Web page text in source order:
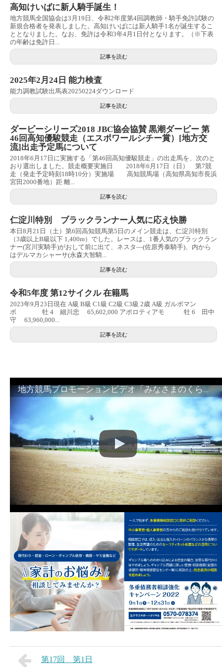
高知けいばに新人騎手誕生！
地方競馬全国協会は3月19日、令和2年度第4回調教師・騎手免許試験の
新規合格者を発表しました。高知けいばには新人騎手1名が誕生するこ
ととなりました。なお、免許は令和3年4月1日付となります。（※下表
の年齢は免許日...
記事を読む
2025年2月24日 能力検査
能力調教試験出馬表20250224ダウンロード
記事を読む
ダービーシリーズ2018 JBC協会協賛 黒潮ダービー 第
46回高知優駿競走（エスポワールシチー賞）[地方交
流]出走予定馬について
2018年6月17日に実施する「第46回高知優駿競走」の出走馬を、次のと
おり選出しました。競走概要実施日 2018年6月17日（日） 第7競
走（発走予定時刻18時10分）実施場 高知競馬場（高知県高知市長浜
宮田2000番地）距 離...
記事を読む
仁淀川特別 ブラックランナー人気に応え快勝
本日8月21日（土）第6回高知競馬第5日のメイン競走は、仁淀川特別
（3歳以上B級以下 1,400m）でした。レースは、1番人気のブラックラン
ナー(宮川実騎手)がおして前に出て、ネスタ―(佐原秀泰騎手)、内から
はデルマカシャーサ(永森大智騎...
記事を読む
令和5年度 第12サイクル 在籍馬
2023年9月23日現在 A級 B級 C1級 C2級 C3級 2歳 A級 ガルボマン
ボ 牡 4 細川忠 65,602,000 アポロティアモ 牡 6 田中
守 63,960,000...
記事を読む
地方競馬プロモーションビデオ「みなさまのくらしのために」30秒篇｜NAR公式
第17回 第1日